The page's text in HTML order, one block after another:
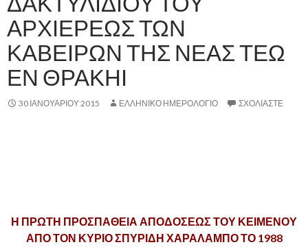
ΑΡΧΙΕΡΕΩΣ ΤΩΝ
ΚΑΒΕΙΡΩΝ ΤΗΣ ΝΕΑΣ ΤΕΩ
ΕΝ ΘΡΑΚΗΙ
30 ΙΑΝΟΥΑΡΊΟΥ 2015 ΕΛΛΗΝΙΚΟ ΗΜΕΡΟΛΟΓΙΟ ΣΧΟΛΙΆΣΤΕ
Η ΠΡΩΤΗ ΠΡΟΣΠΑΘΕΙΑ ΑΠΟΔΟΣΕΩΣ ΤΟΥ ΚΕΙΜΕΝΟΥ
ΑΠΟ ΤΟΝ ΚΥΡΙΟ ΣΠΥΡΙΔΗ ΧΑΡΑΛΑΜΠΟ ΤΟ 1988